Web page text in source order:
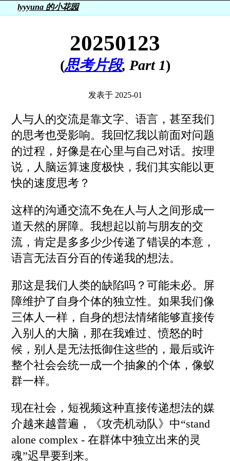
lyyyuna 的小花园
20250123
(思考片段, Part 1)
发表于 2025-01
人与人的交流是靠文字、语言，甚至我们
的思考也受影响。我回忆我以前面对问题
的过程，好像是在心里与自己对话。按理
说，人脑运算速度极快，我们其实能以更
快的速度思考？
这样的沟通交流不免在人与人之间形成一
道天然的屏障。我想起以前与朋友的交
流，肯定是多多少少传递了错误的本意，
语言无法百分百的传递我的想法。
那这是我们人类的缺陷吗？可能未必。屏
障维护了自身个体的独立性。如果我们像
三体人一样，自身的想法情绪能够直接传
入别人的大脑，那在我难过、愤怒的时
候，别人是无法抵御住这些的，最后或许
整个社会会统一成一个抽象的个体，像蚁
群一样。
现在社会，短视频这种直接传递想法的媒
介越来越普遍，《攻壳机动队》中“stand
alone complex - 在群体中独立出来的灵
魂”迟早要到来。